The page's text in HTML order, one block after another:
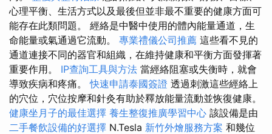
心理平衡、生活方式以及最後但並非最不重要的健康方面可
能存在此類問題。 經絡是中醫中使用的體內能量通道，生
命能量或氣通過它流動。 專業禮儀公司推薦 這些看不見的
通道連接不同的器官和組織，在維持健康和平衡方面發揮著
重要作用。 IP查詢工具與方法 當經絡阻塞或失衡時，就會
導致疾病和疼痛。快速申請泰國簽證 透過刺激這些經絡上
的穴位，穴位按摩和針灸有助於釋放能量流動並恢復健康。
健康坐月子的最佳選擇 養生整復推廣學習中心 該設備是由
二手餐飲設備的好選擇 N.Tesla 新竹外燴服務方案 和幾位